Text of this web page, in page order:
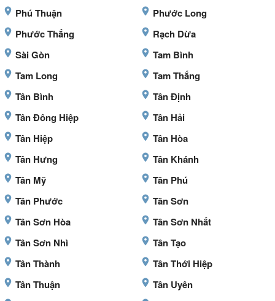
Phú Thuận
Phước Long
Phước Thắng
Rạch Dừa
Sài Gòn
Tam Bình
Tam Long
Tam Thắng
Tân Bình
Tân Định
Tân Đông Hiệp
Tân Hải
Tân Hiệp
Tân Hòa
Tân Hưng
Tân Khánh
Tân Mỹ
Tân Phú
Tân Phước
Tân Sơn
Tân Sơn Hòa
Tân Sơn Nhất
Tân Sơn Nhì
Tân Tạo
Tân Thành
Tân Thới Hiệp
Tân Thuận
Tân Uyên